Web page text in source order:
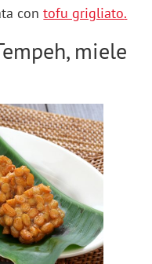
contofu grigliato.
miele